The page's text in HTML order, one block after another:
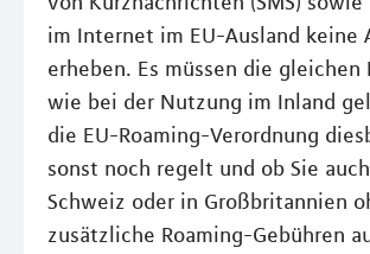
im Internet im EU-Ausland keine
erheben. Es müssen die gleichen
wie bei der Nutzung im Inland
die EU-Roaming-Verordnung
sonst noch regelt und ob Sie
Schweiz oder in Großbritannien
zusätzliche Roaming-Gebühren